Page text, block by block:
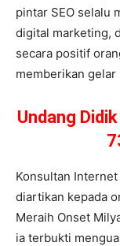
pintar SEO selalu
digital marketing,
secara positif
memberikan gelar
Undang
Konsultan
diartikan kepada
Meraih Onset
ia terbukti